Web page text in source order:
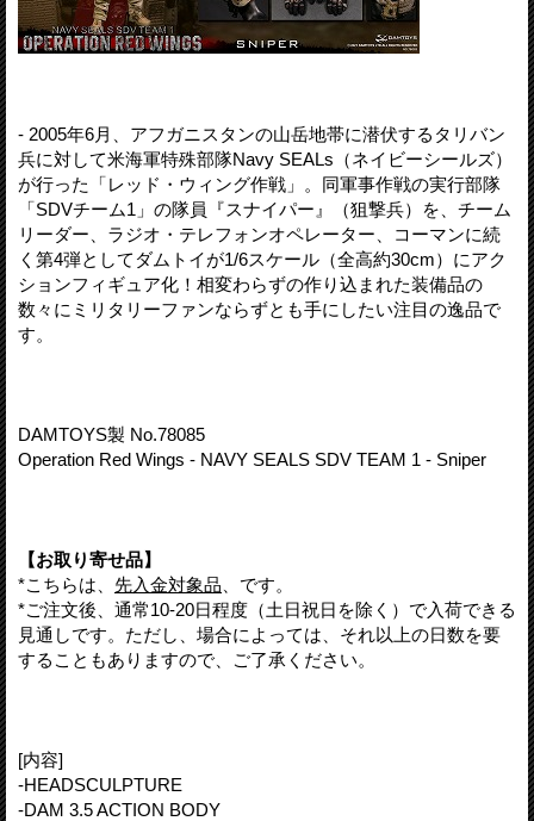
- 2005年6月、アフガニスタンの山岳地帯に潜伏するタリバン
兵に対して米海軍特殊部隊Navy SEALs（ネイビーシールズ）
が行った「レッド・ウィング作戦」。同軍事作戦の実行部隊
「SDVチーム1」の隊員『スナイパー』（狙撃兵）を、チーム
リーダー、ラジオ・テレフォンオペレーター、コーマンに続
く第4弾としてダムトイが1/6スケール（全高約30cm）にアク
ションフィギュア化！相変わらずの作り込まれた装備品の
数々にミリタリーファンならずとも手にしたい注目の逸品で
す。
DAMTOYS製 No.78085
Operation Red Wings - NAVY SEALS SDV TEAM 1 - Sniper
【お取り寄せ品】
*こちらは、 先入金対象品 、です。
*ご注文後、通常10-20日程度（土日祝日を除く）で入荷できる
見通しです。ただし、場合によっては、それ以上の日数を要
することもありますので、ご了承ください。
[内容]
-HEADSCULPTURE
-DAM 3.5 ACTION BODY